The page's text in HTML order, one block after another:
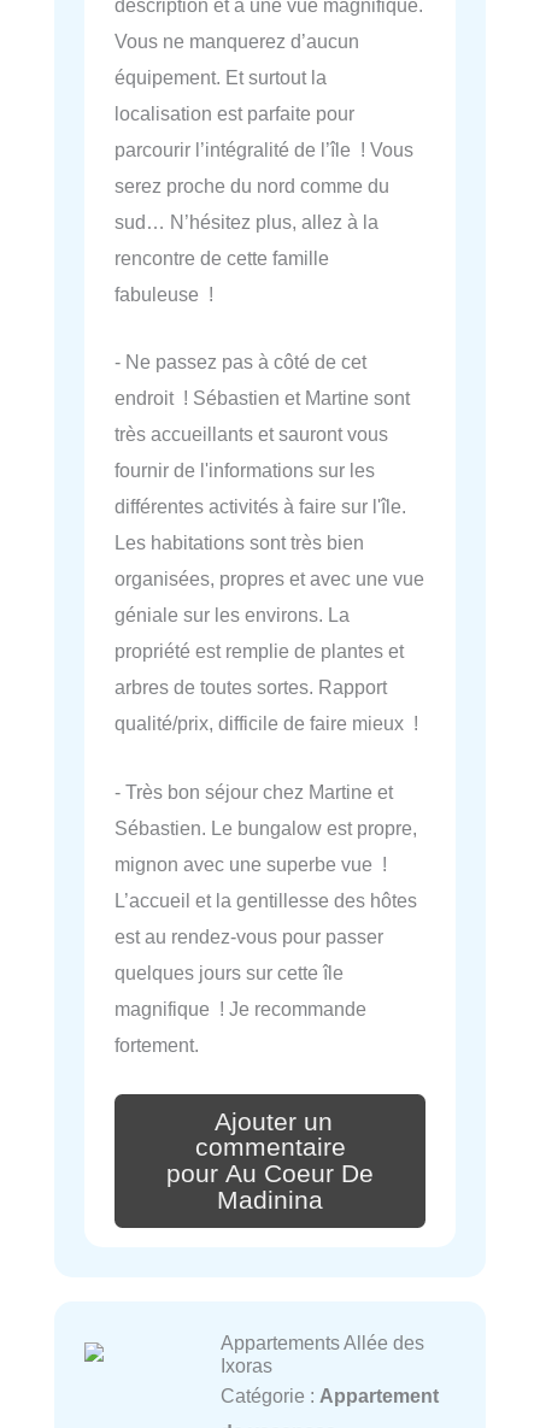
description et à une vue magnifique.
Vous ne manquerez d’aucun
équipement. Et surtout la
localisation est parfaite pour
parcourir l’intégralité de l’île ! Vous
serez proche du nord comme du
sud… N’hésitez plus, allez à la
rencontre de cette famille
fabuleuse !
- Ne passez pas à côté de cet
endroit ! Sébastien et Martine sont
très accueillants et sauront vous
fournir de l'informations sur les
différentes activités à faire sur l'île.
Les habitations sont très bien
organisées, propres et avec une vue
géniale sur les environs. La
propriété est remplie de plantes et
arbres de toutes sortes. Rapport
qualité/prix, difficile de faire mieux !
- Très bon séjour chez Martine et
Sébastien. Le bungalow est propre,
mignon avec une superbe vue !
L’accueil et la gentillesse des hôtes
est au rendez-vous pour passer
quelques jours sur cette île
magnifique ! Je recommande
fortement.
Ajouter un
commentaire
pour Au Coeur De
Madinina
Appartements Allée des
Ixoras
Catégorie : Appartement